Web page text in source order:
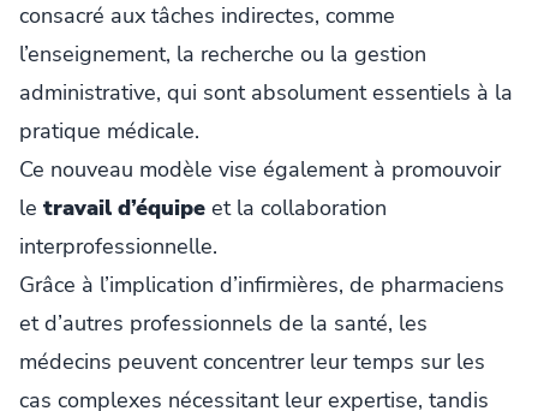
consacré aux tâches indirectes, comme
l’enseignement, la recherche ou la gestion
administrative, qui sont absolument essentiels à la
pratique médicale.
Ce nouveau modèle vise également à promouvoir
le travail d’équipe et la collaboration
interprofessionnelle.
Grâce à l’implication d’infirmières, de pharmaciens
et d’autres professionnels de la santé, les
médecins peuvent concentrer leur temps sur les
cas complexes nécessitant leur expertise, tandis